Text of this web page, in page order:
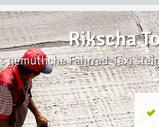
Rikscha
gemütliche Fahrrad-Taxi